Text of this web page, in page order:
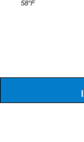
58°F